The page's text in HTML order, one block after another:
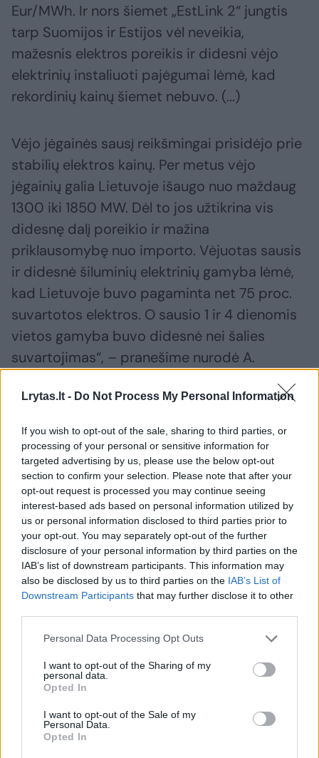
Lrytas.lt - Do Not Process My Personal Information
If you wish to opt-out of the sale, sharing to third parties, or
processing of your personal or sensitive information for
targeted advertising by us, please use the below opt-out
section to confirm your selection. Please note that after your
opt-out request is processed you may continue seeing
interest-based ads based on personal information utilized by
us or personal information disclosed to third parties prior to
your opt-out. You may separately opt-out of the further
disclosure of your personal information by third parties on the
IAB’s list of downstream participants. This information may
also be disclosed by us to third parties on the IAB’s List of
Downstream Participants that may further disclose it to other
Personal Data Processing Opt Outs
I want to opt-out of the Sharing of my
personal data.
Opted In
I want to opt-out of the Sale of my
Personal Data.
Opted In
Eur/MWh. Ir nors šiemet „EstLink 2“ jungtis
tarp Suomijos ir Estijos vėl neveikia,
mažesnis elektros poreikis ir didesni vėjo
elektrinių instaliuoti pajėgumai lėmė, kad
rekordinių kainų šiemet nebuvo. (...)
Vėjo jėgainės sausį reikšmingai prisidėjo prie
stabilių elektros kainų. Per metus vėjo
jėgainių galia Lietuvoje išaugo nuo maždaug
1300 iki 1850 MW. Dėl to jos užtikrina vis
didesnę dalį poreikio ir mažina
priklausomybę nuo importo. Vėjuotas sausis
ir didesnė šiluminių elektrinių gamyba lėmė,
kad Lietuvoje buvo pagaminta net 75 proc.
suvartotos elektros. O sausio 1 ir 4 dienomis
vietos gamyba buvo didesnė nei šalies
suvartojimas“, – pranešime nurodė A.
Susiję straipsniai
TVF: Lietuvai svarbu
atgaivinti produktyvumo
biudžeto pajamų šaltinių
Kinija
skundą